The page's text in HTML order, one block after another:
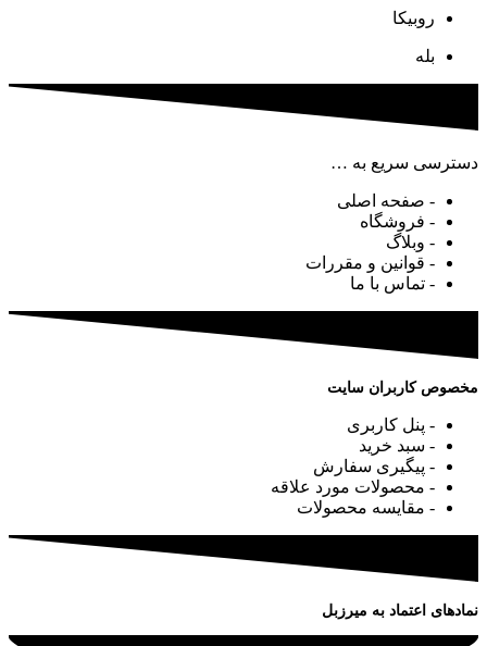
روبیکا
بله
دسترسی سریع به …
- صفحه اصلی
- فروشگاه
- وبلاگ
- قوانین و مقررات
- تماس با ما
مخصوص کاربران سایت
- پنل کاربری
- سبد خرید
- پیگیری سفارش
- محصولات مورد علاقه
- مقایسه محصولات
نمادهای اعتماد به میرزبل